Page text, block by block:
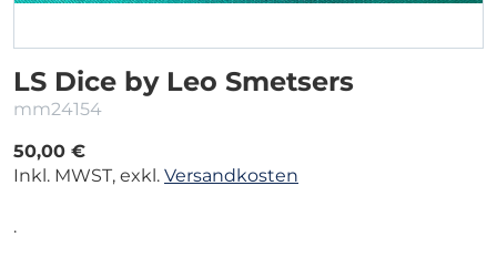
LS Dice by Leo Smetsers
mm24154
50,00 €
Inkl. MWST, exkl. Versandkosten
.